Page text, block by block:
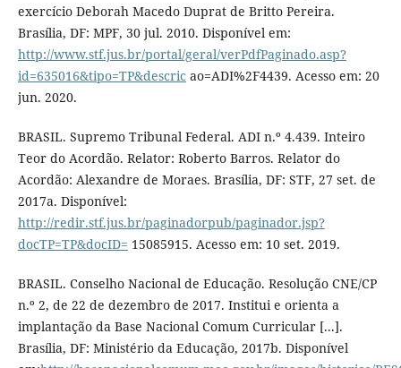
exercício Deborah Macedo Duprat de Britto Pereira.
Brasília, DF: MPF, 30 jul. 2010. Disponível em:
http://www.stf.jus.br/portal/geral/verPdfPaginado.asp?
id=635016&tipo=TP&descricao=ADI%2F4439. Acesso em: 20
jun. 2020.
BRASIL. Supremo Tribunal Federal. ADI n.º 4.439. Inteiro
Teor do Acordão. Relator: Roberto Barros. Relator do
Acordão: Alexandre de Moraes. Brasília, DF: STF, 27 set. de
2017a. Disponível:
http://redir.stf.jus.br/paginadorpub/paginador.jsp?
docTP=TP&docID= 15085915. Acesso em: 10 set. 2019.
BRASIL. Conselho Nacional de Educação. Resolução CNE/CP
n.º 2, de 22 de dezembro de 2017. Institui e orienta a
implantação da Base Nacional Comum Curricular [...].
Brasília, DF: Ministério da Educação, 2017b. Disponível